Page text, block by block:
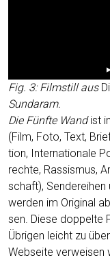
Fig. 3: Film­still aus
Sundaram.
Die Fünf­te Wandist
(Film, Foto, Text,
ti­on, Inter­na­tio­na­le
rech­te, Ras­sis­mus,
schaft), Sen­de­rei­hen
wer­den im Ori­gi­nal
sen. Die­se dop­pel­te
Übri­gen leicht zu
Web­sei­te ver­wei­sen